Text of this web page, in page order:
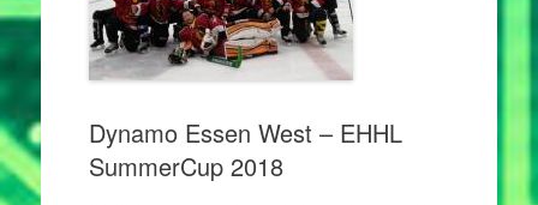
Dynamo Essen West – EHHL
SummerCup 2018